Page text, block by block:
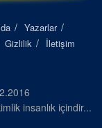
Yazarlar
Gizlilik İletişim
insanlık içindir...